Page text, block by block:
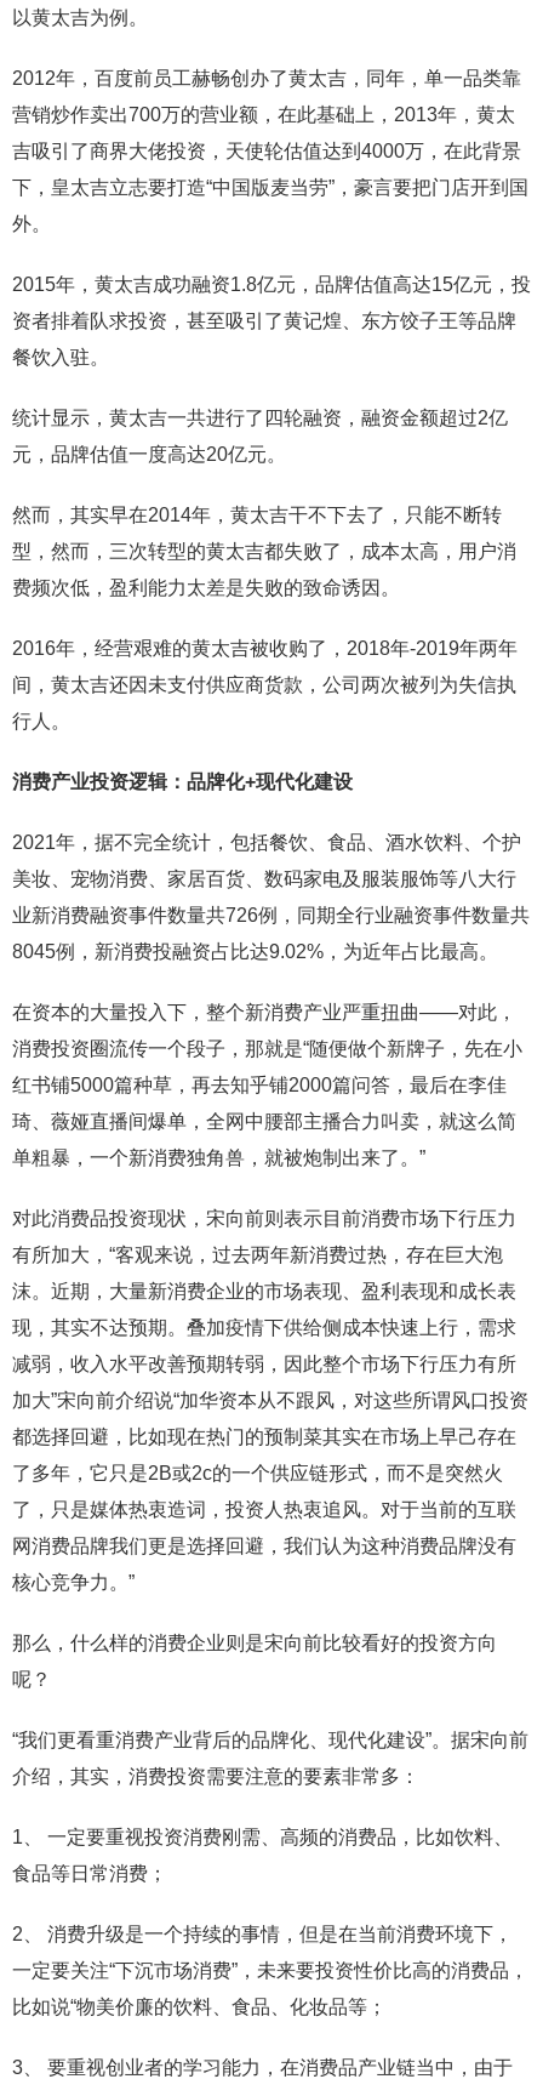
以黄太吉为例。
2012年，百度前员工赫畅创办了黄太吉，同年，单一品类靠
营销炒作卖出700万的营业额，在此基础上，2013年，黄太
吉吸引了商界大佬投资，天使轮估值达到4000万，在此背景
下，皇太吉立志要打造“中国版麦当劳”，豪言要把门店开到国
外。
2015年，黄太吉成功融资1.8亿元，品牌估值高达15亿元，投
资者排着队求投资，甚至吸引了黄记煌、东方饺子王等品牌
餐饮入驻。
统计显示，黄太吉一共进行了四轮融资，融资金额超过2亿
元，品牌估值一度高达20亿元。
然而，其实早在2014年，黄太吉干不下去了，只能不断转
型，然而，三次转型的黄太吉都失败了，成本太高，用户消
费频次低，盈利能力太差是失败的致命诱因。
2016年，经营艰难的黄太吉被收购了，2018年-2019年两年
间，黄太吉还因未支付供应商货款，公司两次被列为失信执
行人。
消费产业投资逻辑：品牌化+现代化建设
2021年，据不完全统计，包括餐饮、食品、酒水饮料、个护
美妆、宠物消费、家居百货、数码家电及服装服饰等八大行
业新消费融资事件数量共726例，同期全行业融资事件数量共
8045例，新消费投融资占比达9.02%，为近年占比最高。
在资本的大量投入下，整个新消费产业严重扭曲——对此，
消费投资圈流传一个段子，那就是“随便做个新牌子，先在小
红书铺5000篇种草，再去知乎铺2000篇问答，最后在李佳
琦、薇娅直播间爆单，全网中腰部主播合力叫卖，就这么简
单粗暴，一个新消费独角兽，就被炮制出来了。”
对此消费品投资现状，宋向前则表示目前消费市场下行压力
有所加大，“客观来说，过去两年新消费过热，存在巨大泡
沫。近期，大量新消费企业的市场表现、盈利表现和成长表
现，其实不达预期。叠加疫情下供给侧成本快速上行，需求
减弱，收入水平改善预期转弱，因此整个市场下行压力有所
加大”宋向前介绍说“加华资本从不跟风，对这些所谓风口投资
都选择回避，比如现在热门的预制菜其实在市场上早己存在
了多年，它只是2B或2c的一个供应链形式，而不是突然火
了，只是媒体热衷造词，投资人热衷追风。对于当前的互联
网消费品牌我们更是选择回避，我们认为这种消费品牌没有
核心竞争力。”
那么，什么样的消费企业则是宋向前比较看好的投资方向
呢？
“我们更看重消费产业背后的品牌化、现代化建设”。据宋向前
介绍，其实，消费投资需要注意的要素非常多：
1、 一定要重视投资消费刚需、高频的消费品，比如饮料、
食品等日常消费；
2、 消费升级是一个持续的事情，但是在当前消费环境下，
一定要关注“下沉市场消费”，未来要投资性价比高的消费品，
比如说“物美价廉的饮料、食品、化妆品等；
3、 要重视创业者的学习能力，在消费品产业链当中，由于